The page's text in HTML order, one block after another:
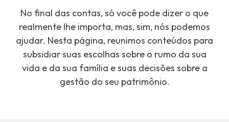
No final das contas, só você pode dizer o que
realmente lhe importa, mas, sim, nós podemos
ajudar. Nesta página, reunimos conteúdos para
subsidiar suas escolhas sobre o rumo da sua
vida e da sua família e suas decisões sobre a
gestão do seu patrimônio.